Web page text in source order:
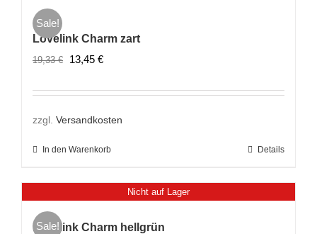
Sale!
Lovelink Charm zart
19,33€
Ursprünglicher
war:
19,33 €
13,45 €Aktueller
ist:
13,45 €.
zzgl. Versandkosten
In den Warenkorb Details
Nicht auf Lager
Sale!
Lovelink Charm hellgrün